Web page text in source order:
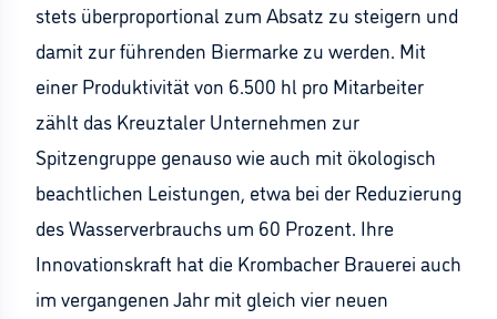
stets überproportional zum Absatz zu steigern und
damit zur führenden Biermarke zu werden. Mit
einer Produktivität von 6.500 hl pro Mitarbeiter
zählt das Kreuztaler Unternehmen zur
Spitzengruppe genauso wie auch mit ökologisch
beachtlichen Leistungen, etwa bei der Reduzierung
des Wasserverbrauchs um 60 Prozent. Ihre
Innovationskraft hat die Krombacher Brauerei auch
im vergangenen Jahr mit gleich vier neuen